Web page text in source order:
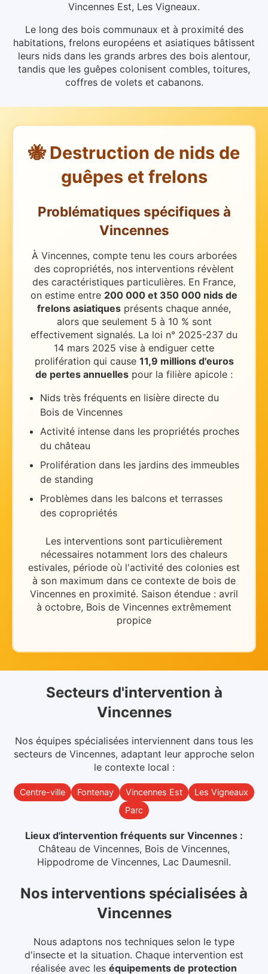
Vincennes Est, Les Vigneaux.
Le long des bois communaux et à proximité des
habitations, frelons européens et asiatiques bâtissent
leurs nids dans les grands arbres des bois alentour,
tandis que les guêpes colonisent combles, toitures,
coffres de volets et cabanons.
🐝 Destruction de nids de
guêpes et frelons
Problématiques spécifiques à
Vincennes
À Vincennes, compte tenu les cours arborées
des copropriétés, nos interventions révèlent
des caractéristiques particulières. En France,
on estime entre 200 000 et 350 000 nids de
frelons asiatiques présents chaque année,
alors que seulement 5 à 10 % sont
effectivement signalés. La loi n° 2025-237 du
14 mars 2025 vise à endiguer cette
prolifération qui cause 11,9 millions d'euros
de pertes annuelles pour la filière apicole :
Nids très fréquents en lisière directe du
Bois de Vincennes
Activité intense dans les propriétés proches
du château
Prolifération dans les jardins des immeubles
de standing
Problèmes dans les balcons et terrasses
des copropriétés
Les interventions sont particulièrement
nécessaires notamment lors des chaleurs
estivales, période où l'activité des colonies est
à son maximum dans ce contexte de bois de
Vincennes en proximité. Saison étendue : avril
à octobre, Bois de Vincennes extrêmement
propice
Secteurs d'intervention à
Vincennes
Nos équipes spécialisées interviennent dans tous les
secteurs de Vincennes, adaptant leur approche selon
le contexte local :
Centre-ville Fontenay Vincennes Est
Les Vigneaux
Parc
Lieux d'intervention fréquents sur Vincennes :
Château de Vincennes, Bois de Vincennes,
Hippodrome de Vincennes, Lac Daumesnil.
Nos interventions spécialisées à
Vincennes
Nous adaptons nos techniques selon le type
d'insecte et la situation. Chaque intervention est
réalisée avec les équipements de protection